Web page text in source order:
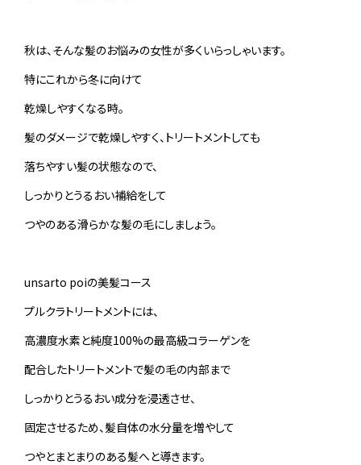
秋は、そんな髪のお悩みの女性が多くいらっしゃいます。
特にこれから冬に向けて
乾燥しやすくなる時。
髪のダメージで乾燥しやすく、トリートメントしても
落ちやすい髪の状態なので、
しっかりとうるおい補給をして
つやのある滑らかな髪の毛にしましょう。
unsarto poiの美髪コース
プルクラトリートメントには、
高濃度水素と純度100%の最高級コラーゲンを
配合したトリートメントで髪の毛の内部まで
しっかりとうるおい成分を浸透させ、
固定させるため、髪自体の水分量を増やして
つやとまとまりのある髪へと導きます。